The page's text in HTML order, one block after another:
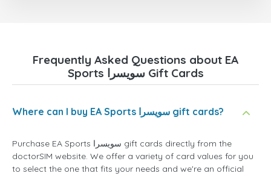
Frequently Asked Questions about EA
Sports سويسرا Gift Cards
Where can I buy EA Sports سويسرا gift cards?
Purchase EA Sports سويسرا gift cards directly from the
doctorSIM website. We offer a variety of card values for you
to select the one that fits your needs and we're an official